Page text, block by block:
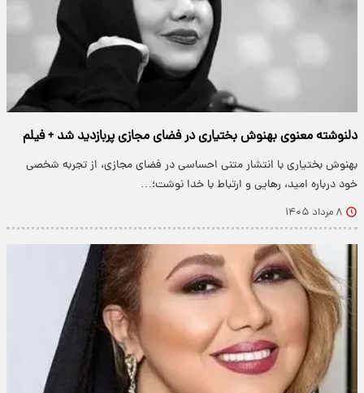
دلنوشته معنوی بهنوش بختیاری در فضای مجازی پربازدید شد + فیلم
بهنوش بختیاری با انتشار متنی احساسی در فضای مجازی، از تجربه شخصی
خود درباره امید، رهایی و ارتباط با خدا نوشت؛…
۸ مرداد ۱۴۰۵